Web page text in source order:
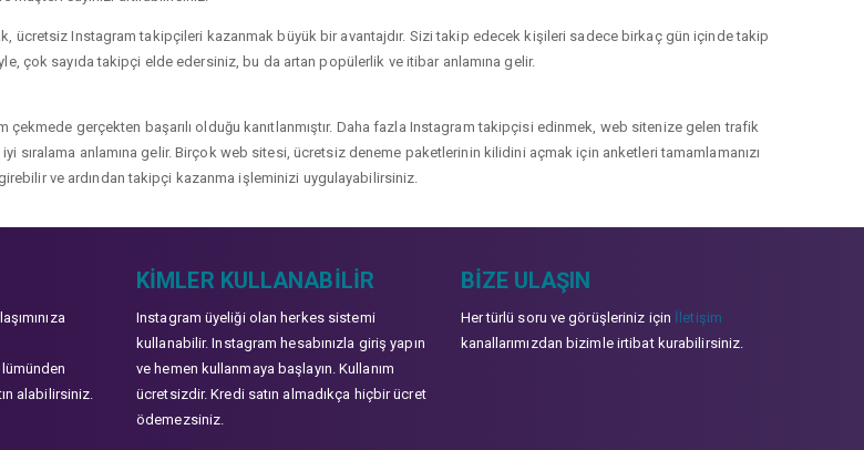
ücretsiz Instagram takipçileri kazanmak büyük bir avantajdır. Sizi takip edecek kişileri sadece birkaç gün içinde takip
çok sayıda takipçi elde edersiniz, bu da artan popülerlik ve itibar anlamına gelir.
gerçekten başarılı olduğu kanıtlanmıştır. Daha fazla Instagram takipçisi edinmek, web sitenize gelen trafik
sıralama anlamına gelir. Birçok web sitesi, ücretsiz deneme paketlerinin kilidini açmak için anketleri tamamlamanızı
ve ardından takipçi kazanma işleminizi uygulayabilirsiniz.
alabilirsiniz.
KIMLER KULLANABILIR
Instagram üyeliği olan herkes sistemi
kullanabilir. Instagram hesabınızla giriş yapın
ve hemen kullanmaya başlayın. Kullanım
ücretsizdir. Kredi satın almadıkça hiçbir ücret
ödemezsiniz.
BIZE ULAŞIN
Her türlü soru ve görüşleriniz için İletişim
kanallarımızdan bizimle irtibat kurabilirsiniz.